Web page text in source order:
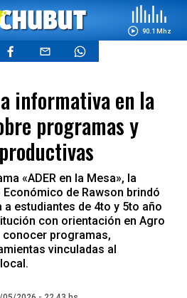
90.1 Mhz
informativa en la
programas y
«ADER en la Mesa», la
de Rawson brindó
estudiantes de 4to y 5to año
con orientación en Agro
conocer programas,
vinculadas al